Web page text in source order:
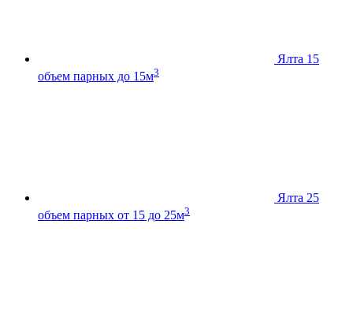
Ялта 15
объем парных до 15м3
Ялта 25
объем парных от 15 до 25м3